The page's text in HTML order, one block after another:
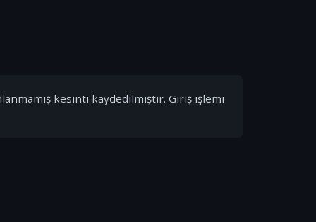
kesinti kaydedilmiştir. Giriş işlemi